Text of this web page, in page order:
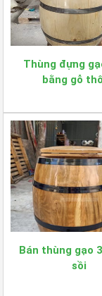
Thùng đựng
bằng gỗ
Bán thùng gạo
sồi